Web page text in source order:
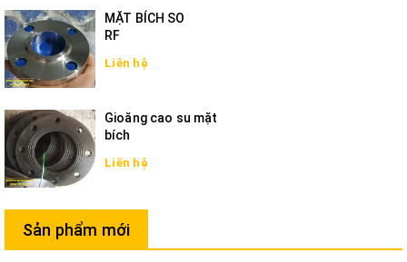
MẶT BÍCH SO
RF
Liên hệ
Gioăng cao su mặt
bích
Liên hệ
Sản phẩm mới